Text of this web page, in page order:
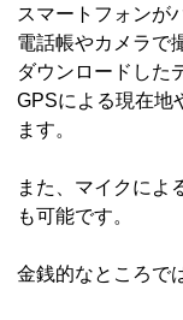
スマートフォンが
電話帳やカメラで
ダウンロードした
GPSによる現在地
ます。
また、マイクによ
も可能です。
金銭的なところで